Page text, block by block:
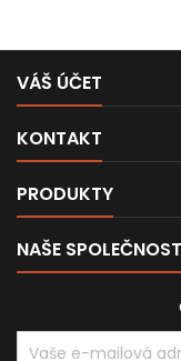
VÁŠ ÚČET
KONTAKT
PRODUKTY
NAŠE SPOLEČNOST